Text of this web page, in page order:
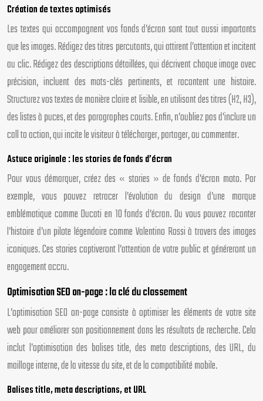
Création de textes optimisés
Les textes qui accompagnent vos fonds d’écran sont tout aussi importants
que les images. Rédigez des titres percutants, qui attirent l’attention et incitent
au clic. Rédigez des descriptions détaillées, qui décrivent chaque image avec
précision, incluent des mots-clés pertinents, et racontent une histoire.
Structurez vos textes de manière claire et lisible, en utilisant des titres (H2, H3),
des listes à puces, et des paragraphes courts. Enfin, n’oubliez pas d’inclure un
call to action, qui incite le visiteur à télécharger, partager, ou commenter.
Astuce originale : les stories de fonds d’écran
Pour vous démarquer, créez des « stories » de fonds d’écran moto. Par
exemple, vous pouvez retracer l’évolution du design d’une marque
emblématique comme Ducati en 10 fonds d’écran. Ou vous pouvez raconter
l’histoire d’un pilote légendaire comme Valentino Rossi à travers des images
iconiques. Ces stories captiveront l’attention de votre public et généreront un
engagement accru.
Optimisation SEO on-page : la clé du classement
L’optimisation SEO on-page consiste à optimiser les éléments de votre site
web pour améliorer son positionnement dans les résultats de recherche. Cela
inclut l’optimisation des balises title, des meta descriptions, des URL, du
maillage interne, de la vitesse du site, et de la compatibilité mobile.
Balises title, meta descriptions, et URL